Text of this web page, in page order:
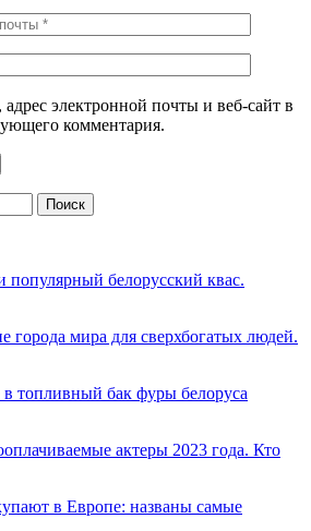
электронной почты и веб-сайт в
комментария.
белорусский квас.
города мира для сверхбогатых людей.
топливный бак фуры белоруса
актеры 2023 года. Кто
в Европе: названы самые